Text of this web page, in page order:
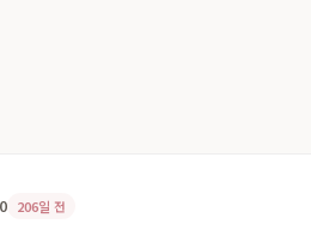
206일 전